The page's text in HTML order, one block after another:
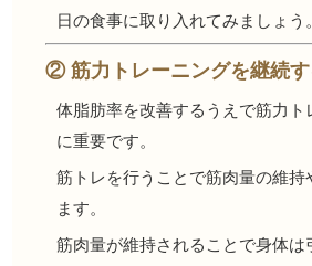
日の食事に取り入れてみましょう
② 筋力トレーニングを継続す
体脂肪率を改善するうえで筋力ト
に重要です。
筋トレを行うことで筋肉量の維持
ます。
筋肉量が維持されることで身体は